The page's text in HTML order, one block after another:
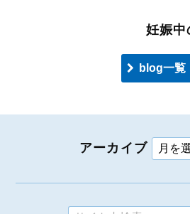
妊娠中
blog一覧
アーカイブ